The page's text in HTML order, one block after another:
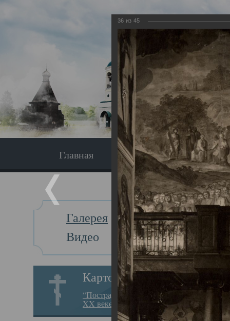
Главная Экскурсия
Галерея
Видео
Картотека
“Пострадавшие за веру в
XX веке на Севере”
Главная
36 из 45